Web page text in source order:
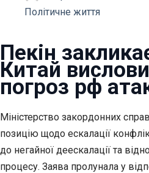
Політичне життя
Пекін
Китай
погроз рф
Міністерство закордонних
позицію щодо ескалації
до негайної деескалації та
процесу. Заява пролунала у